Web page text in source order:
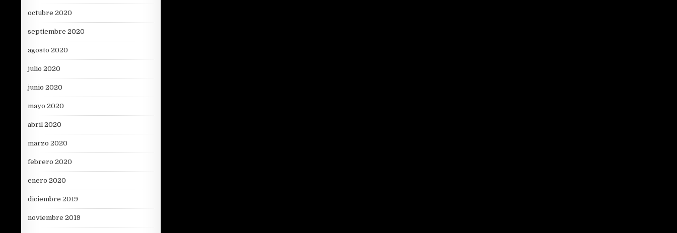
octubre 2020
septiembre 2020
agosto 2020
julio 2020
junio 2020
mayo 2020
abril 2020
marzo 2020
febrero 2020
enero 2020
diciembre 2019
noviembre 2019